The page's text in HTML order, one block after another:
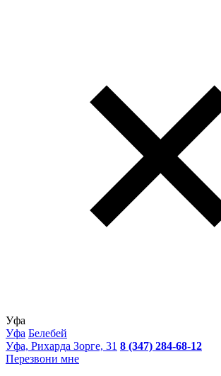
Уфа
Уфа Белебей
Уфа, Рихарда Зорге, 31 8 (347) 284-68-12
Перезвони мне